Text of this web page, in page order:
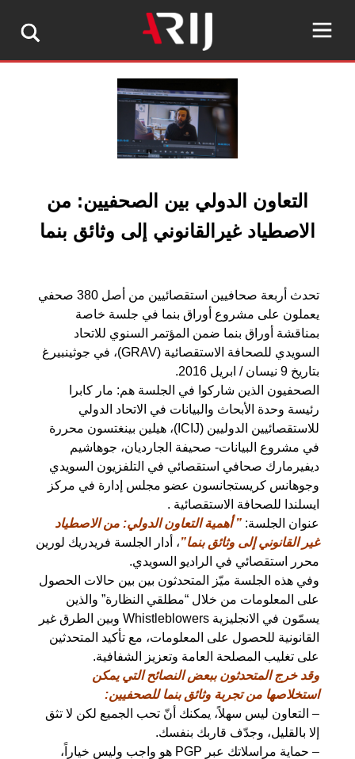
التعاون الدولي بين الصحفيين: من
الاصطياد غيرالقانوني إلى وثائق بنما
تحدث أربعة صحافيين استقصائيين من أصل 380 صحفي
يعملون على مشروع أوراق بنما في جلسة خاصة
بمناقشة أوراق بنما ضمن المؤتمر السنوي للاتحاد
السويدي للصحافة الاستقصائية (GRAV)، في جوثينبيرغ
بتاريخ 9 نيسان / ابريل 2016.
الصحفيون الذين شاركوا في الجلسة هم: مار كابرا
رئيسة وحدة الأبحاث والبيانات في الاتحاد الدولي
للاستقصائيين الدوليين (ICIJ)، هيلين بينغتسون محررة
في مشروع البيانات- صحيفة الجارديان، جوهاشيم
ديفيرمارك صحافي استقصائي في التلفزيون السويدي
وجوهانس كريستجانسون عضو مجلس إدارة في مركز
ايسلندا للصحافة الاستقصائية .
عنوان الجلسة: ” أهمية التعاون الدولي: من الاصطياد
غير القانوني إلى وثائق بنما”، أدار الجلسة فريدريك لورين
محرر استقصائي في الراديو السويدي.
وفي هذه الجلسة ميّز المتحدثون بين بين حالات الحصول
على المعلومات من خلال “مطلقي النظارة” والذين
يسمّون في الانجليزية Whistleblowers وبين الطرق غير
القانونية للحصول على المعلومات، مع تأكيد المتحدثين
على تغليب المصلحة العامة وتعزيز الشفافية.
وقد خرج المتحدثون ببعض النصائح التي يمكن
استخلاصها من تجربة وثائق بنما للصحفيين:
– التعاون ليس سهلاً، يمكنك أنّ تحب الجميع لكن لا تثق
إلا بالقليل، وجدّف قاربك بنفسك.
– حماية مراسلاتك عبر PGP هو واجب وليس خياراً،